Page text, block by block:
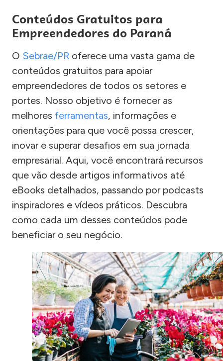
Conteúdos Gratuitos para
Empreendedores do Paraná
O Sebrae/PR oferece uma vasta gama de
conteúdos gratuitos para apoiar
empreendedores de todos os setores e
portes. Nosso objetivo é fornecer as
melhores ferramentas, informações e
orientações para que você possa crescer,
inovar e superar desafios em sua jornada
empresarial. Aqui, você encontrará recursos
que vão desde artigos informativos até
eBooks detalhados, passando por podcasts
inspiradores e vídeos práticos. Descubra
como cada um desses conteúdos pode
beneficiar o seu negócio.